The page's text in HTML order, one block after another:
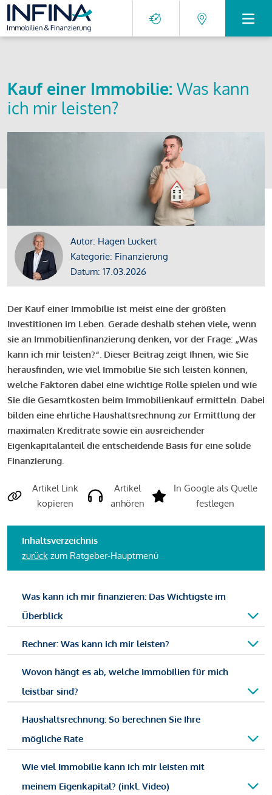
Kauf einer Immobilie: Was kann
ich mir leisten?
Autor: Hagen Luckert
Kategorie: Finanzierung
Datum: 17.03.2026
Der Kauf einer Immobilie ist meist eine der größten
Investitionen im Leben. Gerade deshalb stehen viele, wenn
sie an Immobilienfinanzierung denken, vor der Frage: „Was
kann ich mir leisten?“. Dieser Beitrag zeigt Ihnen, wie Sie
herausfinden, wie viel Immobilie Sie sich leisten können,
welche Faktoren dabei eine wichtige Rolle spielen und wie
Sie die Gesamtkosten beim Immobilienkauf ermitteln. Dabei
bilden eine ehrliche Haushaltsrechnung zur Ermittlung der
maximalen Kreditrate sowie ein ausreichender
Eigenkapitalanteil die entscheidende Basis für eine solide
Finanzierung.
Artikel Link
kopieren
Artikel
anhören
In Google als Quelle
festlegen
Inhaltsverzeichnis
zurück zum Ratgeber-Hauptmenü
Was kann ich mir finanzieren: Das Wichtigste im
Überblick
Rechner: Was kann ich mir leisten?
Wovon hängt es ab, welche Immobilien für mich
leistbar sind?
Haushaltsrechnung: So berechnen Sie Ihre
mögliche Rate
Wie viel Immobilie kann ich mir leisten mit
meinem Eigenkapital? (inkl. Video)